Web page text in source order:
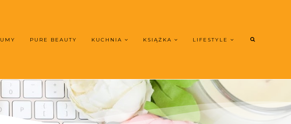
PURE BEAUTY KUCHNIA KSIĄŻKA LIFESTYLE